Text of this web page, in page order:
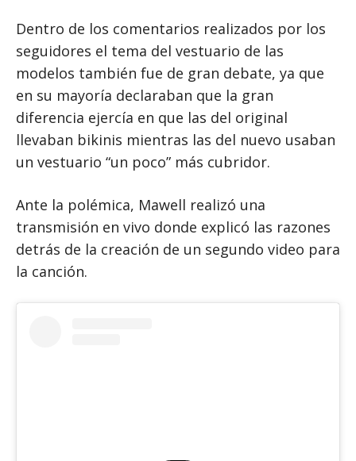
Dentro de los comentarios realizados por los
seguidores el tema del vestuario de las
modelos también fue de gran debate, ya que
en su mayoría declaraban que la gran
diferencia ejercía en que las del original
llevaban bikinis mientras las del nuevo usaban
un vestuario “un poco” más cubridor.
Ante la polémica, Mawell realizó una
transmisión en vivo donde explicó las razones
detrás de la creación de un segundo video para
la canción.